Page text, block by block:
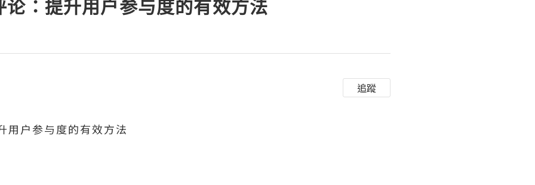
：提升用户参与度的有效方法
追蹤
用户参与度的有效方法